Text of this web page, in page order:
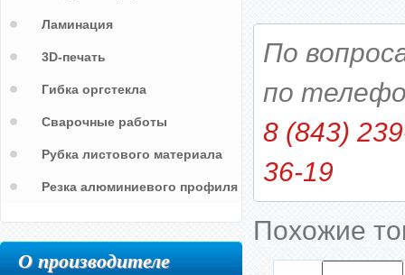
По
по
8 (843)
36-19
Похожие
Ламинация
3D-печать
Гибка оргстекла
Сварочные работы
Рубка листового материала
Резка алюминиевого профиля
О производителе